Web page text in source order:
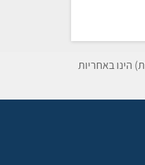
הינו באחריות